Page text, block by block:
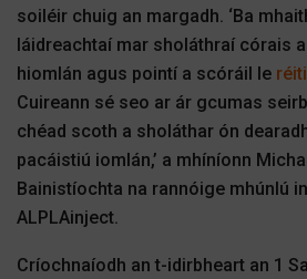
soiléir chuig an margadh. ‘Ba
láidreachtaí mar sholáthraí córais
hiomlán agus pointí a scóráil le
Cuireann sé seo ar ár gcumas
chéad scoth a sholáthar ón
pacáistiú iomlán,’ a mhíníonn
Bainistíochta na rannóige mhúnlú
ALPLAinject.
Críochnaíodh an t-idirbheart an 1